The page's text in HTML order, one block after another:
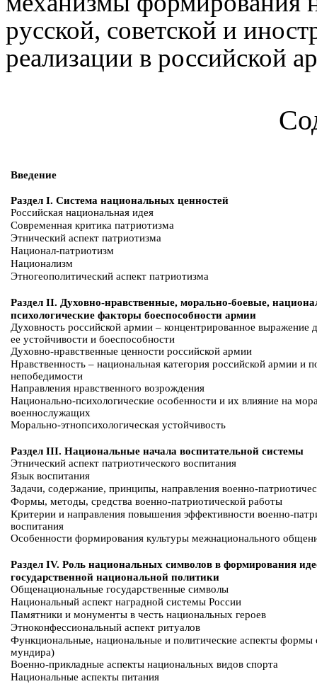
русской, советской и
реализации в российской
Введение
Раздел I. Система национальных ценностей
Российская национальная идея
Современная критика патриотизма
Этнический аспект патриотизма
Национал-патриотизм
Национализм
Этногеополитический аспект патриотизма
Раздел II. Духовно-нравственные, морально-боевые,
психологические факторы боеспособности армии
Духовность российской армии – концентрированное выражение
ее устойчивости и боеспособности
Духовно-нравственные ценности российской армии
Нравственность – национальная категория российской армии и
непобедимости
Направления нравственного возрождения
Национально-психологические особенности и их влияние на
военнослужащих
Морально-этнопсихологическая устойчивость
Раздел III. Национальные начала воспитательной системы
Этнический аспект патриотического воспитания
Язык воспитания
Задачи, содержание, принципы, направления военно-
Формы, методы, средства военно-патриотической работы
Критерии и направления повышения эффективности военно-
воспитания
Особенности формирования культуры межнационального
Раздел IV. Роль национальных символов в формирования
государственной национальной политики
Общенациональные государственные символы
Национальный аспект наградной системы России
Памятники и монументы в честь национальных героев
Этноконфессиональный аспект ритуалов
Функциональные, национальные и политические аспекты формы
мундира)
Военно-прикладные аспекты национальных видов спорта
Национальные аспекты питания